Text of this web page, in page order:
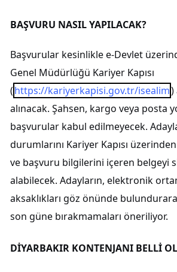
BAŞVURU NASIL YAPILACAK?
Başvurular kesinlikle e-Devlet
Genel Müdürlüğü Kariyer Kapısı
(https://kariyerkapisi.gov.tr/isealim)
alınacak. Şahsen, kargo veya posta
başvurular kabul edilmeyecek.
durumlarını Kariyer Kapısı
ve başvuru bilgilerini içeren belgeyi
alabilecek. Adayların, elektronik
aksaklıkları göz önünde
son güne bırakmamaları öneriliyor.
DİYARBAKIR KONTENJANI BELLİ